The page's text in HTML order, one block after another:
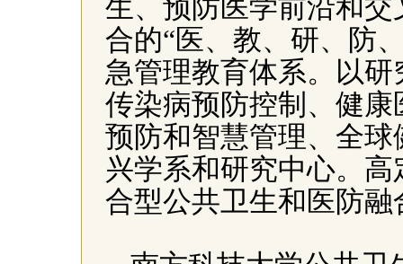
生、预防医学前沿和
合的“医、教、研、防
急管理教育体系。以
传染病预防控制、健
预防和智慧管理、全
兴学系和研究中心。
合型公共卫生和医防